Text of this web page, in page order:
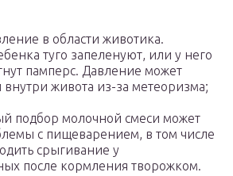
в области животика.
туго запеленуют, или у него
памперс. Давление может
внутри живота из-за метеоризма;
подбор молочной смеси может
с пищеварением, в том числе
срыгивание у
после кормления творожком.